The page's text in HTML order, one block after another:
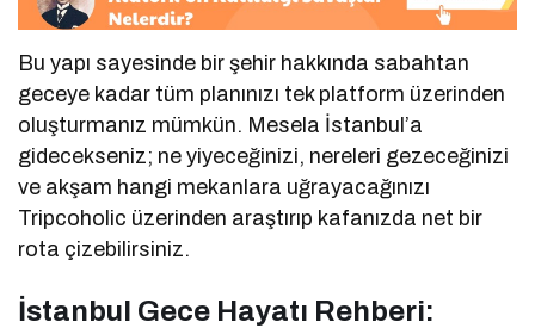
Bu yapı sayesinde bir şehir hakkında sabahtan
geceye kadar tüm planınızı tek platform üzerinden
oluşturmanız mümkün. Mesela İstanbul’a
gidecekseniz; ne yiyeceğinizi, nereleri gezeceğinizi
ve akşam hangi mekanlara uğrayacağınızı
Tripcoholic üzerinden araştırıp kafanızda net bir
rota çizebilirsiniz.
İstanbul Gece Hayatı Rehberi: